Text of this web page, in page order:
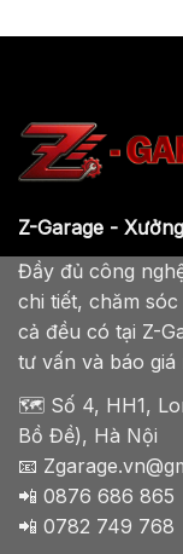
Z-Garage -
Đầy đủ công
chi tiết, chăm
cả đều có tại Z-
tư vấn và báo giá
🗺️ Số 4, HH1,
Bồ Đề), Hà Nội
📧
📲 0876 686 865
📲 0782 749 768